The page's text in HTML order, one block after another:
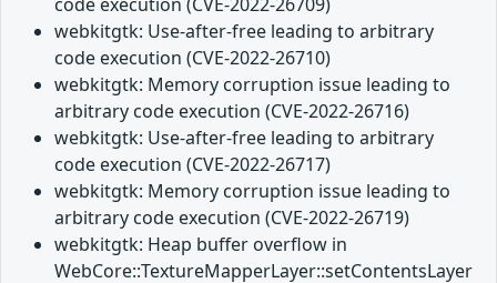
webkitgtk: Use-after-free leading to arbitrary
code execution (CVE-2022-26710)
webkitgtk: Memory corruption issue leading to
arbitrary code execution (CVE-2022-26716)
webkitgtk: Use-after-free leading to arbitrary
code execution (CVE-2022-26717)
webkitgtk: Memory corruption issue leading to
arbitrary code execution (CVE-2022-26719)
webkitgtk: Heap buffer overflow in
WebCore::TextureMapperLayer::setContentsLayer